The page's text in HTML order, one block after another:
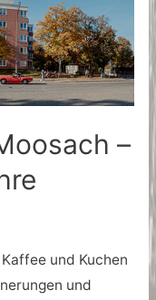
–
und Kuchen
und